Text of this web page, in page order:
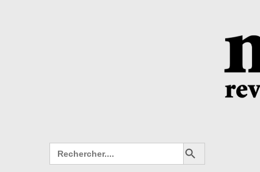
Search
for:
Search Button